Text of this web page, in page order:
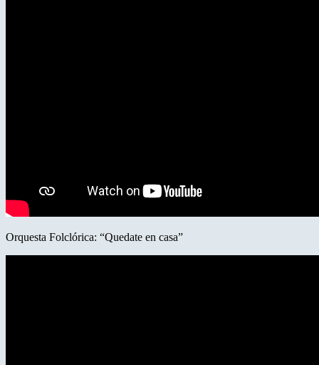
Orquesta Folclórica: “Quedate en casa”